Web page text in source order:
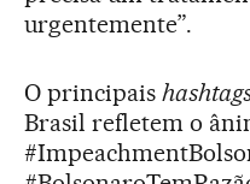
urgentemente”.
O principais
Brasil refletem o